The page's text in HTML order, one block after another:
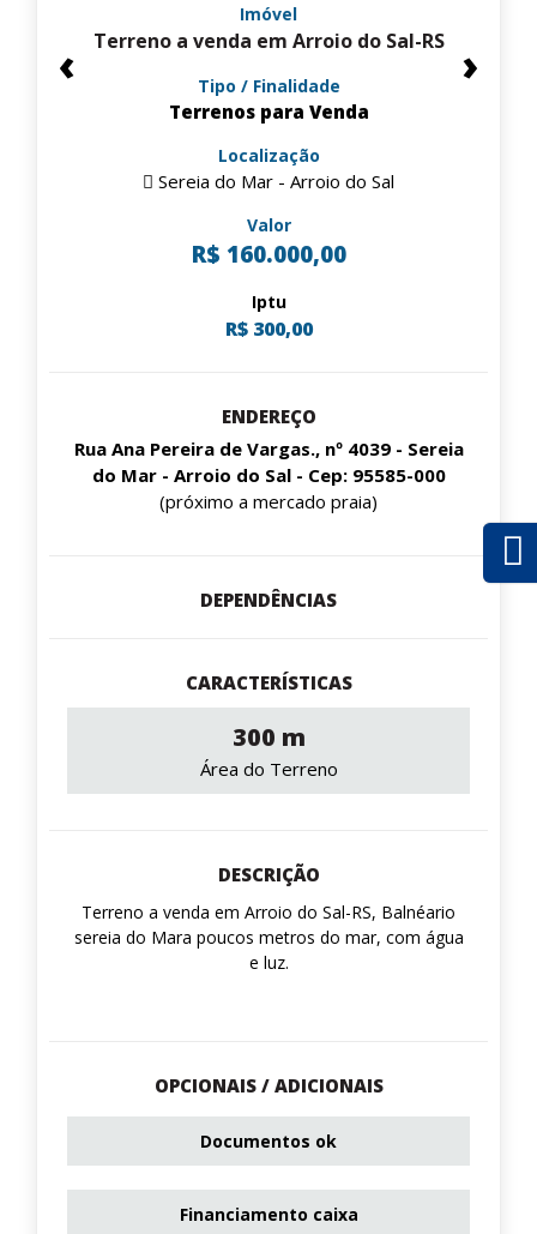
‹ ›
Imóvel
Terreno a venda em Arroio do Sal-RS
Tipo / Finalidade
Terrenos para Venda
Localização
Sereia do Mar - Arroio do Sal
Valor
R$ 160.000,00
Iptu
R$ 300,00
ENDEREÇO
Rua Ana Pereira de Vargas., nº 4039 - Sereia
do Mar - Arroio do Sal - Cep: 95585-000
(próximo a mercado praia)
DEPENDÊNCIAS
CARACTERÍSTICAS
300 m
Área do Terreno
DESCRIÇÃO
Terreno a venda em Arroio do Sal-RS, Balnéario
sereia do Mara poucos metros do mar, com água
e luz.
OPCIONAIS / ADICIONAIS
Documentos ok
Financiamento caixa